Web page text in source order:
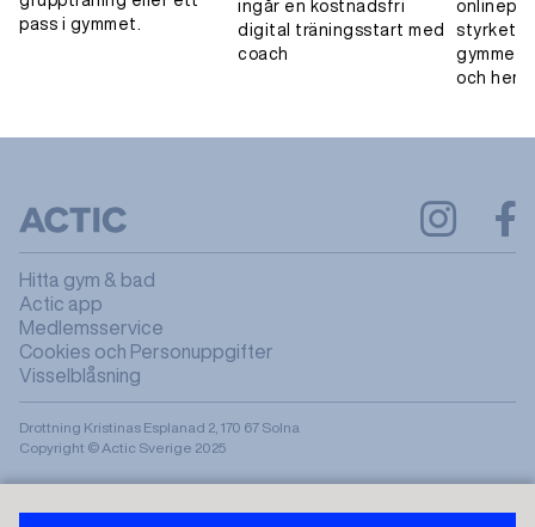
pass i gymmet.
ingår en kostnadsfri
digital träningsstart med
coach
gymmet,
och
Hitta gym & bad
Actic app
Medlemsservice
Cookies och Personuppgifter
Visselblåsning
Drottning Kristinas Esplanad 2, 170 67 Solna
Copyright © Actic Sverige 2025